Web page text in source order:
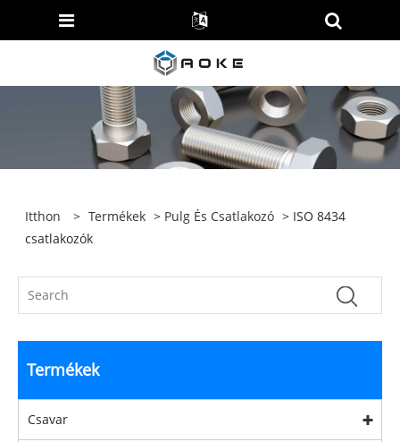
Itthon > Termékek > Pulg És Csatlakozó > ISO 8434
csatlakozók
Termékek
Csavar